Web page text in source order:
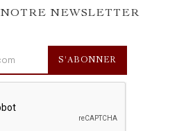
NEWSLETTER